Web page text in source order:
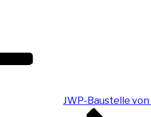
JWP-Baustelle